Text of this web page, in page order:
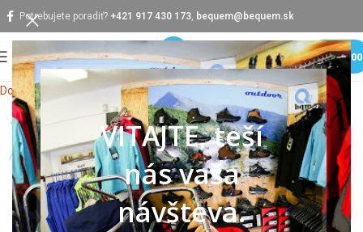
VITAJTE, teší
nás vaša
návšteva.
Potrebujete poradiť? +421 917 430 173, bequem@bequem.sk
MENU
Domov Pracovné odevy Tričká a košele Tričká